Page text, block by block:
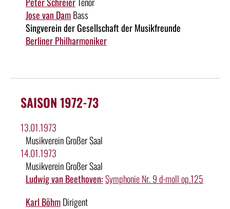
Jose van DamBass
Singverein der Gesellschaft der Musikfreunde
Berliner Philharmoniker
SAISON 1972-73
13.01.1973
Musikverein Großer Saal
14.01.1973
Musikverein Großer Saal
Ludwig van Beethoven:Symphonie Nr. 9 d-moll op.125
Karl BöhmDirigent